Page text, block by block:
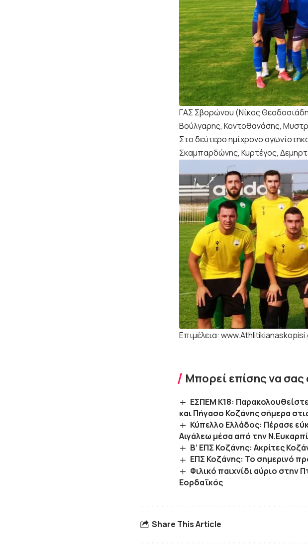
ΓΑΣ Σβορώνου (Νίκος
Βούλγαρης, Κοντοθανάσης,
Στο δεύτερο ημίχρονο
Σκαμπαρδώνης, Κυρτέγος,
Επιμέλεια:
Μπορεί επίσης να σας
ΕΣΠΕΜ Κ18:
και Πήγασο Κοζάνης σήμερα
Κύπελλο Ελλάδος: Πέρασε
Αιγάλεω μέσα από την
Β’ ΕΠΣ Κοζάνης: Ακρίτες
ΕΠΣ Κοζάνης: Το σημερινό
Φιλικό παιχνίδι αύριο
Εορδαΐκός
Share This Article